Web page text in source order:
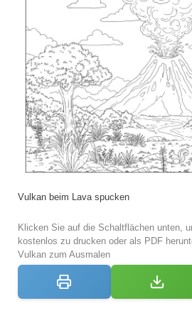
Vulkan beim Lava spucken
Klicken Sie auf die Schaltflächen unten,
kostenlos zu drucken oder als PDF
Vulkan zum Ausmalen